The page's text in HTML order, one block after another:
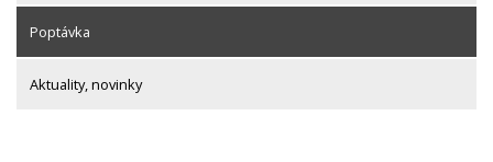
Poptávka
Aktuality, novinky